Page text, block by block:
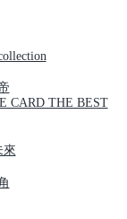
CARD THE BEST
來